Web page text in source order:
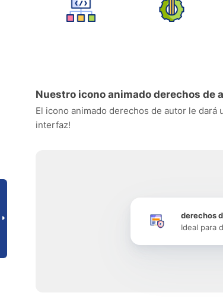
Nuestro icono animado derechos de
El icono animado derechos de autor le
interfaz!
derechos
Ideal para